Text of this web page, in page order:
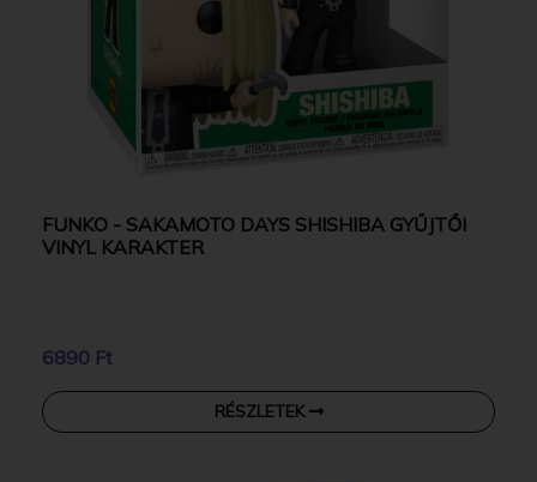
FUNKO - SAKAMOTO DAYS SHISHIBA GYŰJTŐI
VINYL KARAKTER
6890 Ft
RÉSZLETEK